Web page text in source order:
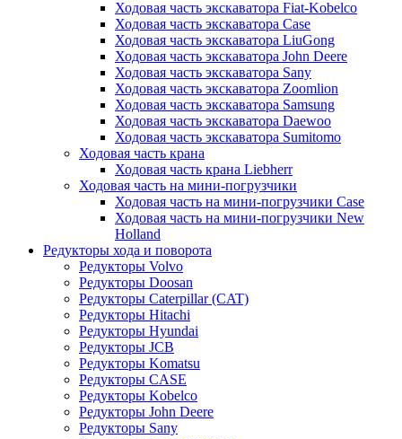
Ходовая часть экскаватора Fiat-Kobelco
Ходовая часть экскаватора Case
Ходовая часть экскаватора LiuGong
Ходовая часть экскаватора John Deere
Ходовая часть экскаватора Sany
Ходовая часть экскаватора Zoomlion
Ходовая часть экскаватора Samsung
Ходовая часть экскаватора Daewoo
Ходовая часть экскаватора Sumitomo
Ходовая часть крана
Ходовая часть крана Liebherr
Ходовая часть на мини-погрузчики
Ходовая часть на мини-погрузчики Case
Ходовая часть на мини-погрузчики New
Holland
Редукторы хода и поворота
Редукторы Volvo
Редукторы Doosan
Редукторы Caterpillar (CAT)
Редукторы Hitachi
Редукторы Hyundai
Редукторы JCB
Редукторы Komatsu
Редукторы CASE
Редукторы Kobelco
Редукторы John Deere
Редукторы Sany